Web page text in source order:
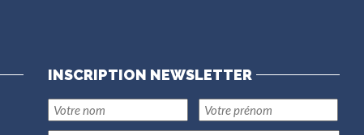
INSCRIPTION NEWSLETTER